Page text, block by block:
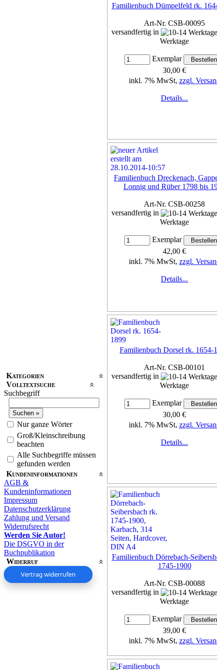
Kategorien
Volltextsuche
Suchbegriff
Nur ganze Wörter
Groß/Kleinschreibung
beachten
Alle Suchbegriffe müssen
gefunden werden
Kundeninformationen
AGB &
Kundeninformationen
Impressum
Datenschutzerklärung
Zahlung und Versand
Widerrufsrecht
Werden Sie Autor!
Die DSGVO in der
Buchpublikation
Widerruf
Vertrag widerrufen
Familienbuch Dümpelfeld rk.
Art-Nr. CSB-00095
versandfertig in
Werktage
Exemplar
30,00 €
inkl. 7% MwSt, zzgl.
Details...
Familienbuch Dreckenach,
Lonnig und Rüber 1798 bis
Art-Nr. CSB-00258
versandfertig in
Werktage
Exemplar
42,00 €
inkl. 7% MwSt, zzgl.
Details...
Familienbuch Dorsel rk. 1654-
Art-Nr. CSB-00101
versandfertig in
Werktage
Exemplar
30,00 €
inkl. 7% MwSt, zzgl.
Details...
Familienbuch Dörrebach-
1745-1900
Art-Nr. CSB-00088
versandfertig in
Werktage
Exemplar
39,00 €
inkl. 7% MwSt, zzgl.
Details...